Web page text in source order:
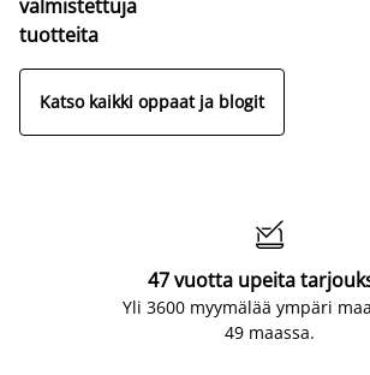
valmistettuja
tuotteita
Katso kaikki oppaat ja blogit

47 vuotta upeita
Yli 3600 myymälää ympäri
49 maassa.